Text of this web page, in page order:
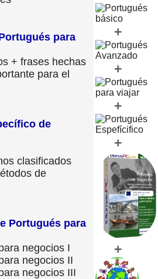
para
+ frases hechas
para el
de
clasificados
de
Portugués para
negocios I
negocios II
negocios III
+
+
+
+
+